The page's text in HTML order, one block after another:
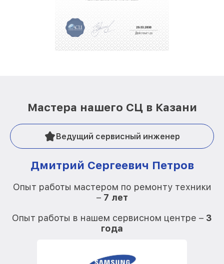
Мастера нашего СЦ в Казани
Ведущий сервисный инженер
Дмитрий Сергеевич Петров
Опыт работы мастером по ремонту техники
– 7 лет
Опыт работы в нашем сервисном центре – 3
года